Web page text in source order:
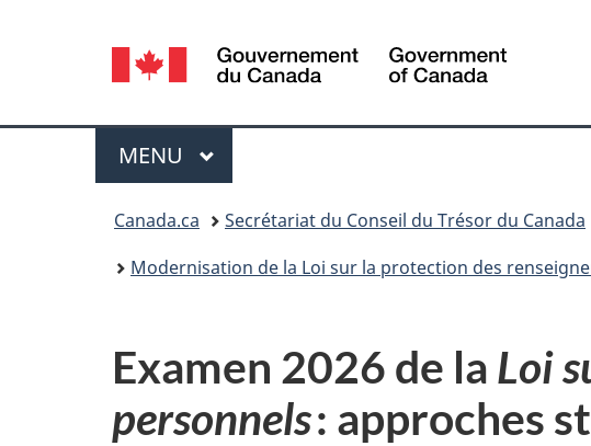
Sélection
de
la
langue
Canada
Menu
MENU PRINCIPAL
Canada.ca Secrétariat du Conseil du Trésor du Canada
Modernisation de la Loi sur la protection des
Examen 2026 de la Loi
personnels: approches